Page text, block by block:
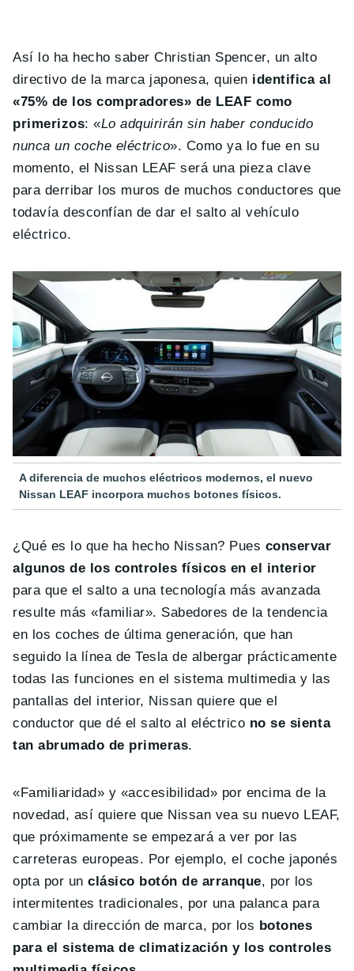
Así lo ha hecho saber Christian Spencer, un alto
directivo de la marca japonesa, quien identifica al
«75% de los compradores» de LEAF como
primerizos: «Lo adquirirán sin haber conducido
nunca un coche eléctrico». Como ya lo fue en su
momento, el Nissan LEAF será una pieza clave
para derribar los muros de muchos conductores que
todavía desconfían de dar el salto al vehículo
eléctrico.
A diferencia de muchos eléctricos modernos, el nuevo
Nissan LEAF incorpora muchos botones físicos.
¿Qué es lo que ha hecho Nissan? Pues conservar
algunos de los controles físicos en el interior
para que el salto a una tecnología más avanzada
resulte más «familiar». Sabedores de la tendencia
en los coches de última generación, que han
seguido la línea de Tesla de albergar prácticamente
todas las funciones en el sistema multimedia y las
pantallas del interior, Nissan quiere que el
conductor que dé el salto al eléctrico no se sienta
tan abrumado de primeras.
«Familiaridad» y «accesibilidad» por encima de la
novedad, así quiere que Nissan vea su nuevo LEAF,
que próximamente se empezará a ver por las
carreteras europeas. Por ejemplo, el coche japonés
opta por unclásico botón de arranque, por los
intermitentes tradicionales, por una palanca para
cambiar la dirección de marca, por los botones
para el sistema de climatización y los controles